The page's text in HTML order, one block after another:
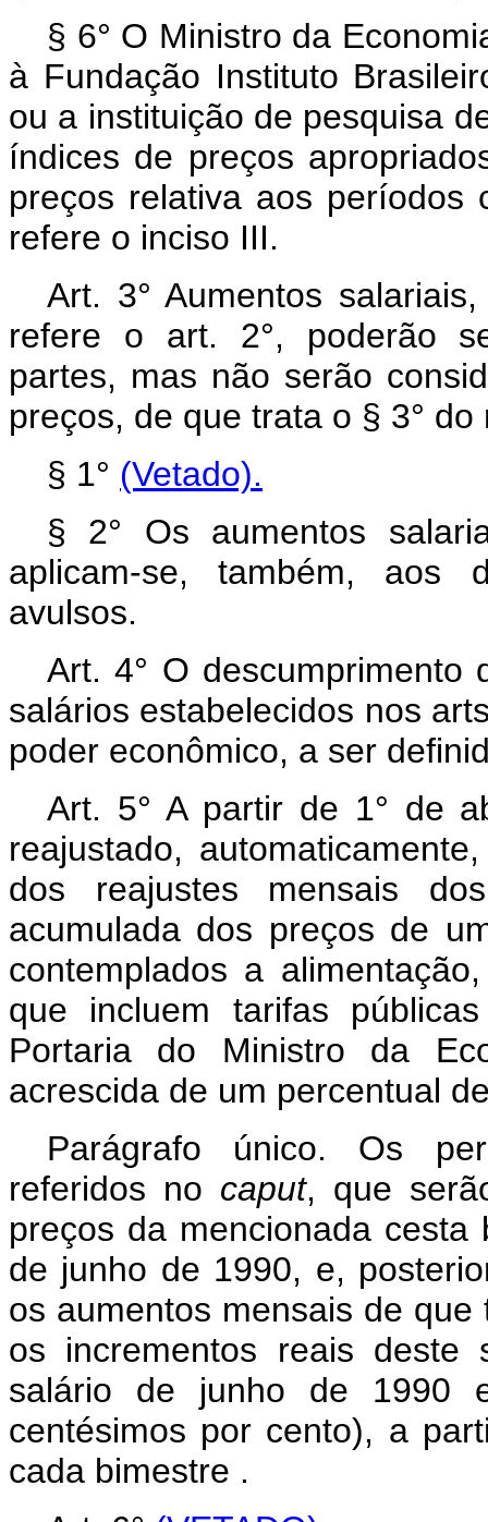
§ 6° O Ministro da
à Fundação Instituto
ou a instituição de pesquisa
índices de preços
preços relativa aos períodos
refere o inciso III.
Art. 3° Aumentos
refere o art. 2°, poderão
partes, mas não serão
preços, de que trata o § 3°
§ 1° (Vetado).
§ 2° Os aumentos
aplicam-se, também, aos
avulsos.
Art. 4° O descumprimento
salários estabelecidos nos
poder econômico, a ser
Art. 5° A partir de 1° de
reajustado,
dos reajustes mensais
acumulada dos preços de
contemplados a
que incluem tarifas
Portaria do Ministro da
acrescida de um percentual
Parágrafo único. Os
referidos no caput, que
preços da mencionada
de junho de 1990, e,
os aumentos mensais de
os incrementos reais
salário de junho de 1990
centésimos por cento), a
cada bimestre .